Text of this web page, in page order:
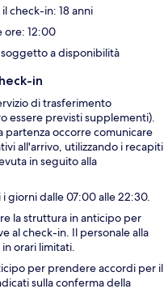
check-in: 18 anni
ore: 12:00
a disponibilità
in
di trasferimento
essere previsti supplementi).
partenza occorre comunicare
all'arrivo, utilizzando i recapiti
in seguito alla
giorni dalle 07:00 alle 22:30.
la struttura in anticipo per
al check-in. Il personale alla
orari limitati.
per prendere accordi per il
sulla conferma della